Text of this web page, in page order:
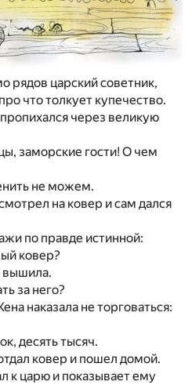
рядов царский советник,
что толкует купечество.
через великую
заморские гости! О чем
не можем.
на ковер и сам дался
по правде истинной:
ковер?
вышила.
за него?
наказала не торговаться:
десять тысяч.
ковер и пошел домой.
к царю и показывает ему